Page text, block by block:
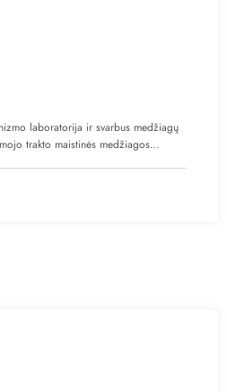
laboratorija ir svarbus medžiagų
trakto maistinės medžiagos…